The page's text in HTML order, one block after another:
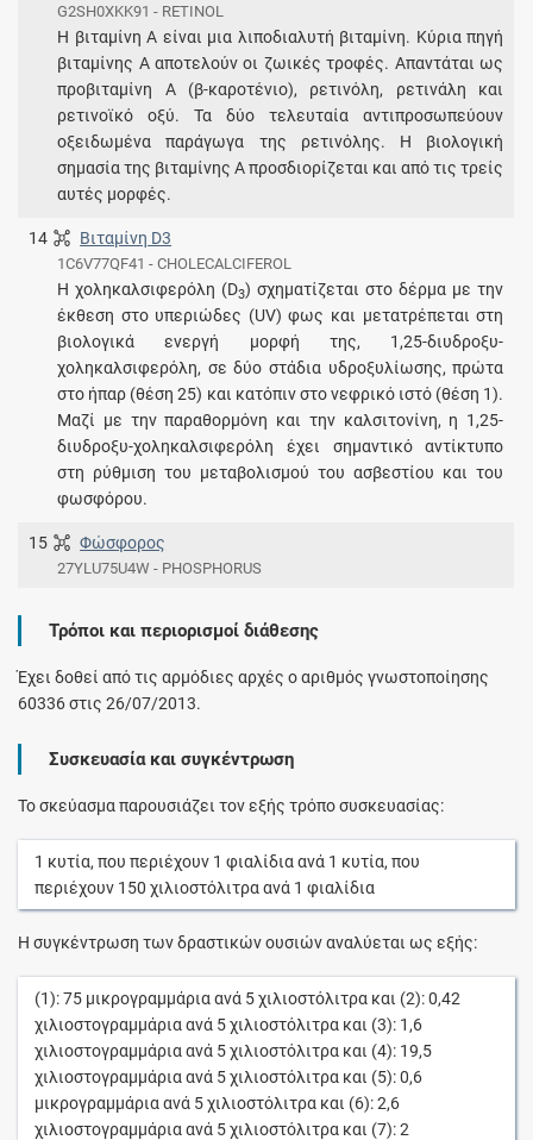
G2SH0XKK91 - RETINOL
Η βιταμίνη Α είναι μια λιποδιαλυτή βιταμίνη. Κύρια πηγή
βιταμίνης Α αποτελούν οι ζωικές τροφές. Απαντάται ως
προβιταμίνη Α (β-καροτένιο), ρετινόλη, ρετινάλη και
ρετινοϊκό οξύ. Τα δύο τελευταία αντιπροσωπεύουν
οξειδωμένα παράγωγα της ρετινόλης. Η βιολογική
σημασία της βιταμίνης Α προσδιορίζεται και από τις τρείς
αυτές μορφές.
14 Βιταμίνη D3
1C6V77QF41 - CHOLECALCIFEROL
Η χοληκαλσιφερόλη (D3) σχηματίζεται στο δέρμα με την
έκθεση στο υπεριώδες (UV) φως και μετατρέπεται στη
βιολογικά ενεργή μορφή της, 1,25-διυδροξυ-
χοληκαλσιφερόλη, σε δύο στάδια υδροξυλίωσης, πρώτα
στο ήπαρ (θέση 25) και κατόπιν στο νεφρικό ιστό (θέση 1).
Μαζί με την παραθορμόνη και την καλσιτονίνη, η 1,25-
διυδροξυ-χοληκαλσιφερόλη έχει σημαντικό αντίκτυπο
στη ρύθμιση του μεταβολισμού του ασβεστίου και του
φωσφόρου.
15 Φώσφορος
27YLU75U4W - PHOSPHORUS
Τρόποι και περιορισμοί διάθεσης
Έχει δοθεί από τις αρμόδιες αρχές ο αριθμός γνωστοποίησης
60336 στις 26/07/2013.
Συσκευασία και συγκέντρωση
Το σκεύασμα παρουσιάζει τον εξής τρόπο συσκευασίας:
1 κυτία, που περιέχουν 1 φιαλίδιαανά 1 κυτία, που
περιέχουν 150 χιλιοστόλιτραανά 1 φιαλίδια
Η συγκέντρωση των δραστικών ουσιών αναλύεται ως εξής:
(1):75 μικρογραμμάριαανά 5χιλιοστόλιτρα και (2):0,42
χιλιοστογραμμάριαανά 5χιλιοστόλιτρα και (3): 1,6
χιλιοστογραμμάριαανά 5χιλιοστόλιτρα και (4): 19,5
χιλιοστογραμμάριαανά 5χιλιοστόλιτρα και (5):0,6
μικρογραμμάριαανά 5χιλιοστόλιτρα και (6):2,6
χιλιοστογραμμάριαανά 5χιλιοστόλιτρα και (7):2